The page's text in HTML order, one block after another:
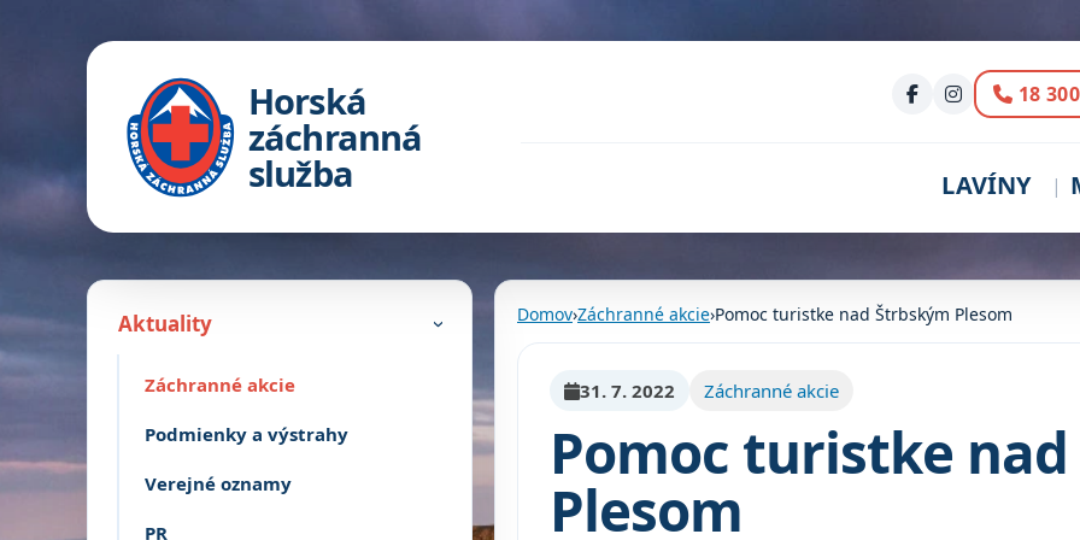
Horská
záchranná
služba
18 300
LAVÍNY
Aktuality ›
Záchranné akcie
Podmienky a výstrahy
Verejné oznamy
PR
Domov›Záchranné akcie›Pomoc turistke nad Štrbským Plesom
31. 7. 2022 Záchranné akcie
Pomoc turistke
Plesom